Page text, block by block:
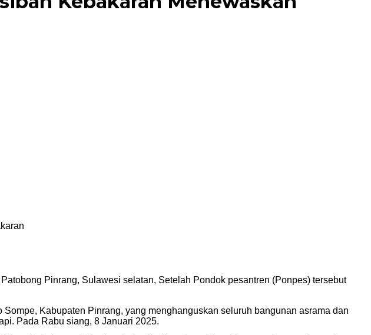
Pinrang, Sulawesi selatan, Setelah Pondok pesantren (Ponpes) tersebut
Kabupaten Pinrang, yang menghanguskan seluruh bangunan asrama dan
Pada Rabu siang, 8 Januari 2025.